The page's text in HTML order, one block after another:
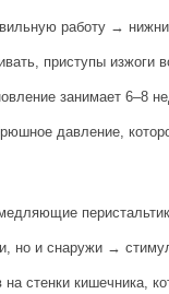
работу →
приступы изжоги
занимает 6–8
давление,
но и снаружи →
стенки кишечника,